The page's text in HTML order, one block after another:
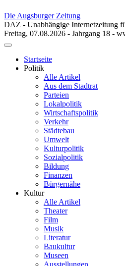
Die Augsburger Zeitung
DAZ - Unabhängige Internetzeitung
Freitag, 07.08.2026 - Jahrgang 18 -
Toggle
navigationStartseite
Politik
Alle Artikel
Aus dem Stadtrat
Parteien
Lokalpolitik
Wirtschaftspolitik
Verkehr
Städtebau
Umwelt
Kulturpolitik
Sozialpolitik
Bildung
Finanzen
Bürgernähe
Kultur
Alle Artikel
Theater
Film
Musik
Literatur
Baukultur
Museen
Ausstellungen